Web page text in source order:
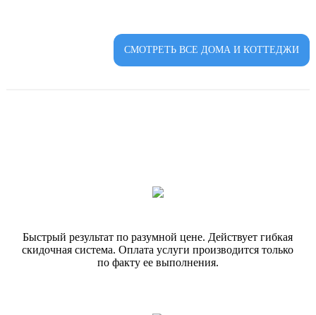
СМОТРЕТЬ ВСЕ ДОМА И КОТТЕДЖИ
Быстрый результат по разумной цене. Действует гибкая
скидочная система. Оплата услуги производится только
по факту ее выполнения.